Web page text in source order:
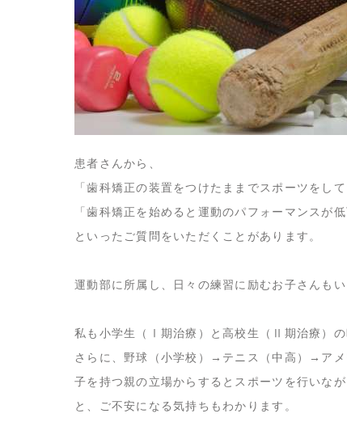
患者さんから、
「歯科矯正の装置をつけたままでスポーツをして
「歯科矯正を始めると運動のパフォーマンスが低
といったご質問をいただくことがあります。
運動部に所属し、日々の練習に励むお子さんもい
私も小学生（Ⅰ期治療）と高校生（Ⅱ期治療）の
さらに、野球（小学校）→テニス（中高）→ア
子を持つ親の立場からするとスポーツを行いな
と、ご不安になる気持ちもわかります。